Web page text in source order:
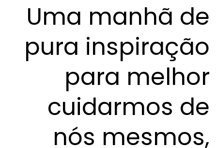
Uma manhã de
pura inspiração
para melhor
cuidarmos de
nós mesmos,